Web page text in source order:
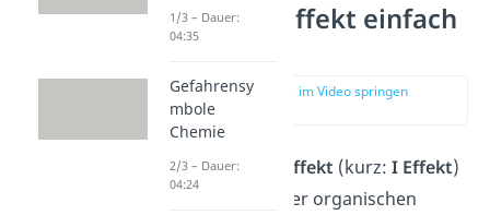
Induktiver Effekt einfach
erklärt
zur Stelle im Video springen
Beiminduktiven Effekt (kurz:I Effekt)
handelt es ich in der organischen
1/3 – Dauer:
04:35
Gefahrensy
mbole
Chemie
2/3 – Dauer:
04:24